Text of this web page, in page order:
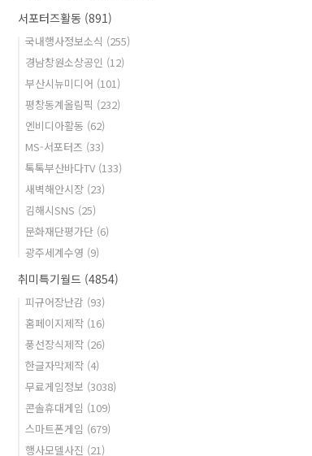
서포터즈활동 (891)
국내행사정보소식 (255)
경남창원소상공인 (12)
부산시뉴미디어 (101)
평창동계올림픽 (232)
엔비디아활동 (62)
MS-서포터즈 (33)
톡톡부산바다TV (133)
새벽해안시장 (23)
김해시SNS (25)
문화재단평가단 (6)
광주세계수영 (9)
취미특기월드 (4854)
피규어장난감 (93)
홈페이지제작 (16)
풍선장식제작 (26)
한글자막제작 (4)
무료게임정보 (3038)
콘솔휴대게임 (109)
스마트폰게임 (679)
행사모델사진 (21)